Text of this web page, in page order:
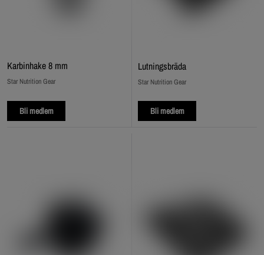
Karbinhake 8 mm
Star Nutrition Gear
Bli medlem
Lutningsbräda
Star Nutrition Gear
Bli medlem